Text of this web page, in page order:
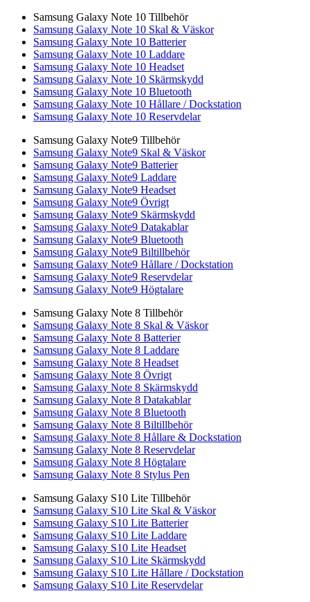
Samsung Galaxy Note 10 Tillbehör
Samsung Galaxy Note 10 Skal & Väskor
Samsung Galaxy Note 10 Batterier
Samsung Galaxy Note 10 Laddare
Samsung Galaxy Note 10 Headset
Samsung Galaxy Note 10 Skärmskydd
Samsung Galaxy Note 10 Bluetooth
Samsung Galaxy Note 10 Hållare / Dockstation
Samsung Galaxy Note 10 Reservdelar
Samsung Galaxy Note9 Tillbehör
Samsung Galaxy Note9 Skal & Väskor
Samsung Galaxy Note9 Batterier
Samsung Galaxy Note9 Laddare
Samsung Galaxy Note9 Headset
Samsung Galaxy Note9 Övrigt
Samsung Galaxy Note9 Skärmskydd
Samsung Galaxy Note9 Datakablar
Samsung Galaxy Note9 Bluetooth
Samsung Galaxy Note9 Biltillbehör
Samsung Galaxy Note9 Hållare / Dockstation
Samsung Galaxy Note9 Reservdelar
Samsung Galaxy Note9 Högtalare
Samsung Galaxy Note 8 Tillbehör
Samsung Galaxy Note 8 Skal & Väskor
Samsung Galaxy Note 8 Batterier
Samsung Galaxy Note 8 Laddare
Samsung Galaxy Note 8 Headset
Samsung Galaxy Note 8 Övrigt
Samsung Galaxy Note 8 Skärmskydd
Samsung Galaxy Note 8 Datakablar
Samsung Galaxy Note 8 Bluetooth
Samsung Galaxy Note 8 Biltillbehör
Samsung Galaxy Note 8 Hållare & Dockstation
Samsung Galaxy Note 8 Reservdelar
Samsung Galaxy Note 8 Högtalare
Samsung Galaxy Note 8 Stylus Pen
Samsung Galaxy S10 Lite Tillbehör
Samsung Galaxy S10 Lite Skal & Väskor
Samsung Galaxy S10 Lite Batterier
Samsung Galaxy S10 Lite Laddare
Samsung Galaxy S10 Lite Headset
Samsung Galaxy S10 Lite Skärmskydd
Samsung Galaxy S10 Lite Hållare / Dockstation
Samsung Galaxy S10 Lite Reservdelar